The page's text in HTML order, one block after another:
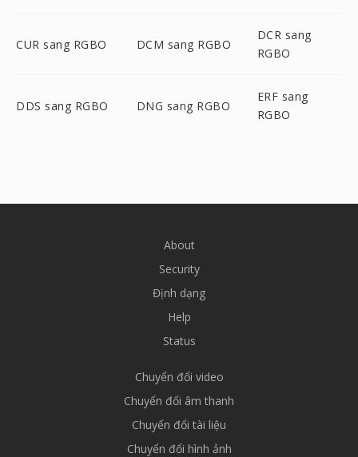
CUR sang RGBO DCM sang RGBO
DCR sang
RGBO
DDS sang RGBO DNG sang RGBO
ERF sang
RGBO
About
Security
Định dạng
Help
Status
Chuyển đổi video
Chuyển đổi âm thanh
Chuyển đổi tài liệu
Chuyển đổi hình ảnh